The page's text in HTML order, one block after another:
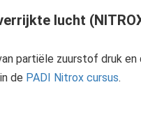
lucht
partiële zuurstof druk
de PADI Nitrox cursus.